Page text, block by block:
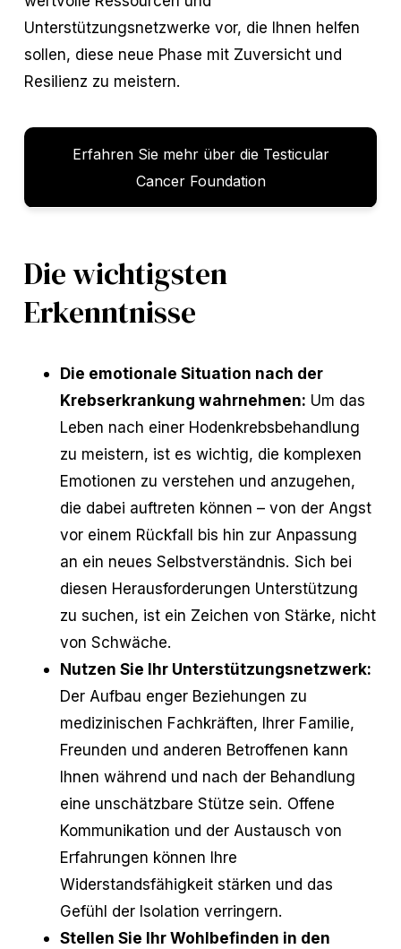
Unterstützungsnetzwerke vor, die Ihnen helfen
sollen, diese neue Phase mit Zuversicht und
Resilienz zu meistern.
Erfahren Sie mehr über die Testicular
Cancer Foundation
Die wichtigsten
Erkenntnisse
Die emotionale Situation nach der
Krebserkrankung wahrnehmen: Um das
Leben nach einer Hodenkrebsbehandlung
zu meistern, ist es wichtig, die komplexen
Emotionen zu verstehen und anzugehen,
die dabei auftreten können – von der Angst
vor einem Rückfall bis hin zur Anpassung
an ein neues Selbstverständnis. Sich bei
diesen Herausforderungen Unterstützung
zu suchen, ist ein Zeichen von Stärke, nicht
von Schwäche.
Nutzen Sie Ihr Unterstützungsnetzwerk:
Der Aufbau enger Beziehungen zu
medizinischen Fachkräften, Ihrer Familie,
Freunden und anderen Betroffenen kann
Ihnen während und nach der Behandlung
eine unschätzbare Stütze sein. Offene
Kommunikation und der Austausch von
Erfahrungen können Ihre
Widerstandsfähigkeit stärken und das
Gefühl der Isolation verringern.
Stellen Sie Ihr Wohlbefinden in den